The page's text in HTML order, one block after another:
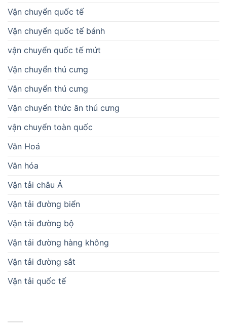
Vận chuyển quốc tế
Vận chuyển quốc tế bánh
vận chuyển quốc tế mứt
Vận chuyển thú cưng
Vận chuyển thú cưng
Vận chuyển thức ăn thú cưng
vận chuyển toàn quốc
Văn Hoá
Văn hóa
Vận tải châu Á
Vận tải đường biển
Vận tải đường bộ
Vận tải đường hàng không
Vận tải đường sắt
Vận tải quốc tế